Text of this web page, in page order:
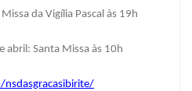
da Vigília Pascal às 19h
abril: Santa Missa às 10h